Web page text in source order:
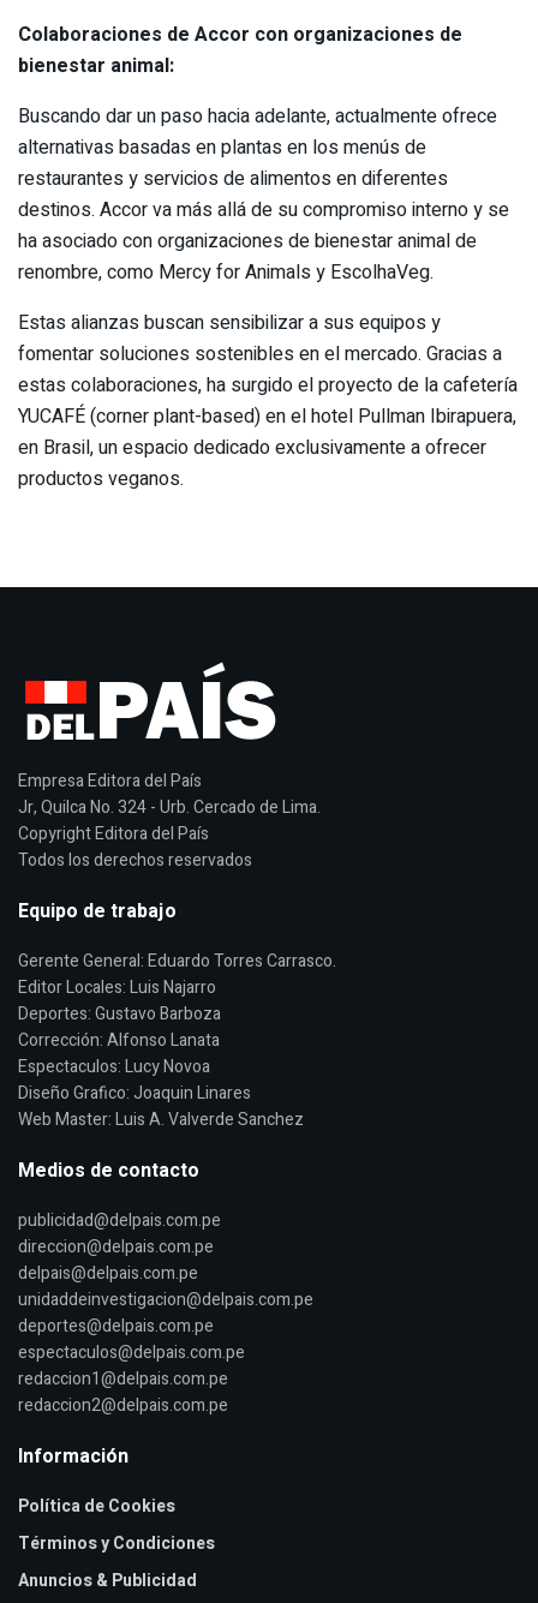
Colaboraciones de Accor con organizaciones de
bienestar animal:
Buscando dar un paso hacia adelante, actualmente ofrece
alternativas basadas en plantas en los menús de
restaurantes y servicios de alimentos en diferentes
destinos. Accor va más allá de su compromiso interno y se
ha asociado con organizaciones de bienestar animal de
renombre, como Mercy for Animals y EscolhaVeg.
Estas alianzas buscan sensibilizar a sus equipos y
fomentar soluciones sostenibles en el mercado. Gracias a
estas colaboraciones, ha surgido el proyecto de la cafetería
YUCAFÉ (corner plant-based) en el hotel Pullman Ibirapuera,
en Brasil, un espacio dedicado exclusivamente a ofrecer
productos veganos.
Empresa Editora del País
Jr, Quilca No. 324 - Urb. Cercado de Lima.
Copyright Editora del País
Todos los derechos reservados
Equipo de trabajo
Gerente General: Eduardo Torres Carrasco.
Editor Locales: Luis Najarro
Deportes: Gustavo Barboza
Corrección: Alfonso Lanata
Espectaculos: Lucy Novoa
Diseño Grafico: Joaquin Linares
Web Master: Luis A. Valverde Sanchez
Medios de contacto
publicidad@delpais.com.pe
direccion@delpais.com.pe
delpais@delpais.com.pe
unidaddeinvestigacion@delpais.com.pe
deportes@delpais.com.pe
espectaculos@delpais.com.pe
redaccion1@delpais.com.pe
redaccion2@delpais.com.pe
Información
Política de Cookies
Términos y Condiciones
Anuncios & Publicidad